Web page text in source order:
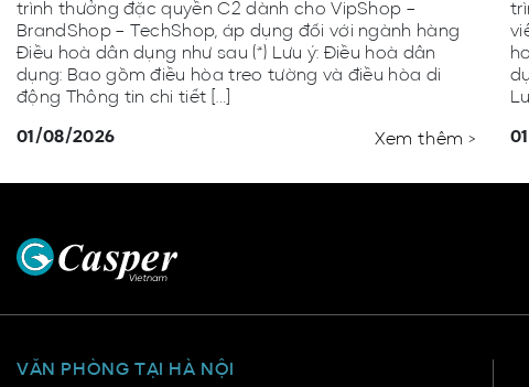
trình thưởng đặc quyền C2 dành cho VipShop –
BrandShop – TechShop, áp dụng đối với ngành hàng
Điều hoà dân dụng như sau (*) Lưu ý: Điều hoà dân
dụng: Bao gồm điều hòa treo tường và điều hòa di
động Thông tin chi tiết […]
01/08/2026 Xem thêm >
VĂN PHÒNG TẠI HÀ NỘI